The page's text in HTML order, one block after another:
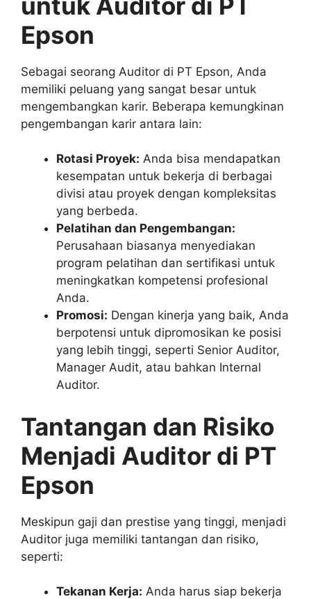
Epson
Sebagai seorang Auditor di PT Epson, Anda
memiliki peluang yang sangat besar untuk
mengembangkan karir. Beberapa kemungkinan
pengembangan karir antara lain:
Rotasi Proyek: Anda bisa mendapatkan
kesempatan untuk bekerja di berbagai
divisi atau proyek dengan kompleksitas
yang berbeda.
Pelatihan dan Pengembangan:
Perusahaan biasanya menyediakan
program pelatihan dan sertifikasi untuk
meningkatkan kompetensi profesional
Anda.
Promosi: Dengan kinerja yang baik, Anda
berpotensi untuk dipromosikan ke posisi
yang lebih tinggi, seperti Senior Auditor,
Manager Audit, atau bahkan Internal
Auditor.
Tantangan dan Risiko
Menjadi Auditor di PT
Epson
Meskipun gaji dan prestise yang tinggi, menjadi
Auditor juga memiliki tantangan dan risiko,
seperti:
Tekanan Kerja: Anda harus siap bekerja